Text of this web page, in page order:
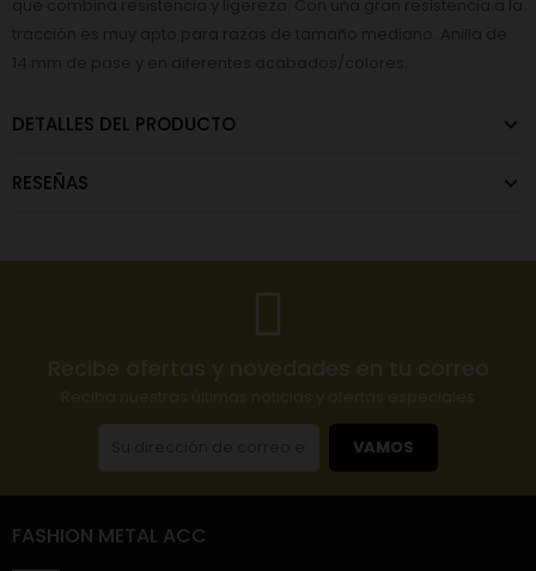
DETALLES DEL PRODUCTO
RESEÑAS
Recibe ofertas y novedades en tu correo
Reciba nuestras últimas noticias y ofertas especiales
VAMOS
FASHION METAL ACC